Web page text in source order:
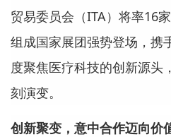
贸易委员会（ITA）将率16
组成国家展团强势登场，携
度聚焦医疗科技的创新源头
刻演变。
创新聚变，意中合作迈向价